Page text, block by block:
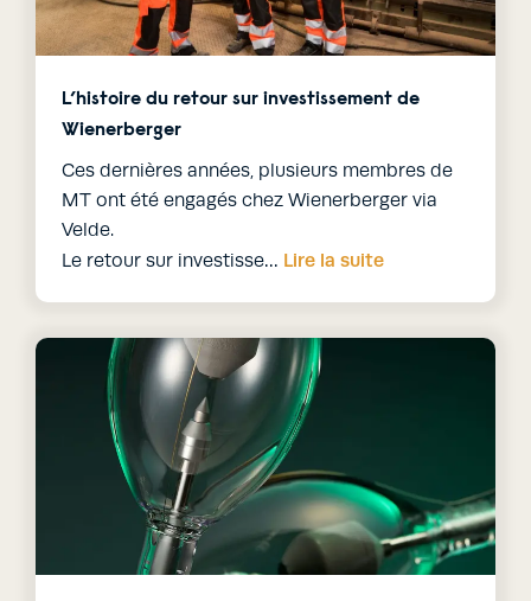
L’histoire du retour sur investissement de
Wienerberger
Ces dernières années, plusieurs membres de
MT ont été engagés chez Wienerberger via
Velde.
Le retour sur investisse… Lire la suite